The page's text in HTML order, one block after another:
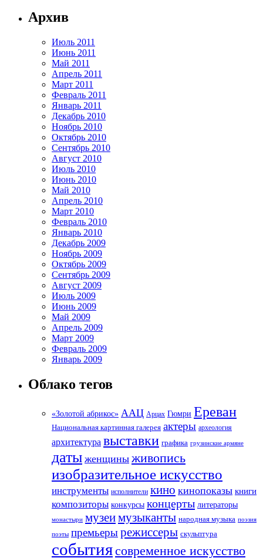
Архив
Июль 2011
Июнь 2011
Май 2011
Апрель 2011
Март 2011
Февраль 2011
Январь 2011
Декабрь 2010
Ноябрь 2010
Октябрь 2010
Сентябрь 2010
Август 2010
Июль 2010
Июнь 2010
Май 2010
Апрель 2010
Март 2010
Февраль 2010
Январь 2010
Декабрь 2009
Ноябрь 2009
Октябрь 2009
Сентябрь 2009
Август 2009
Июль 2009
Июнь 2009
Май 2009
Апрель 2009
Март 2009
Февраль 2009
Январь 2009
Облако тегов
«Золотой абрикос» ААЦ Арцах Гюмри Ереван
Национальная картинная галерея актеры археология
архитектура выставки графика грузинские армяне
даты женщины живопись
изобразительное искусство
инструменты исполнители кино кинопоказы книги
композиторы конкурсы концерты литераторы
монастыри музеимузыканты народная музыка поэзия
поэты премьерырежиссеры скульптура
событиясовременное искусство